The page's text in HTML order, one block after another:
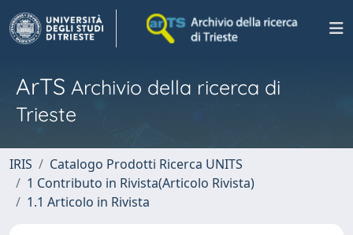
ArTS Archivio della ricerca di
Trieste
IRIS
Catalogo Prodotti Ricerca UNITS
1 Contributo in Rivista(Articolo Rivista)
1.1 Articolo in Rivista